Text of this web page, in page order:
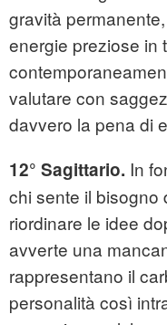
gravità
energie preziose in
valutare con
davvero la pena di
12° Sagittario. In
chi sente il bisogno
riordinare le idee
avverte una
rappresentano il
personalità così